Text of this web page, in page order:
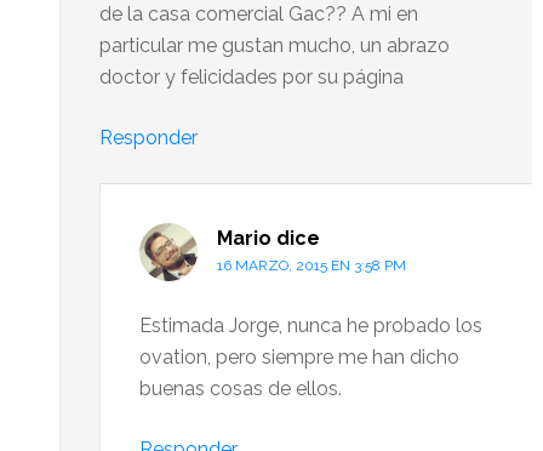
de la casa comercial Gac?? A mi en
particular me gustan mucho, un abrazo
doctor y felicidades por su página
Responder
Mario dice
16 MARZO, 2015 EN 3:58 PM
Estimada Jorge, nunca he probado los
ovation, pero siempre me han dicho
buenas cosas de ellos.